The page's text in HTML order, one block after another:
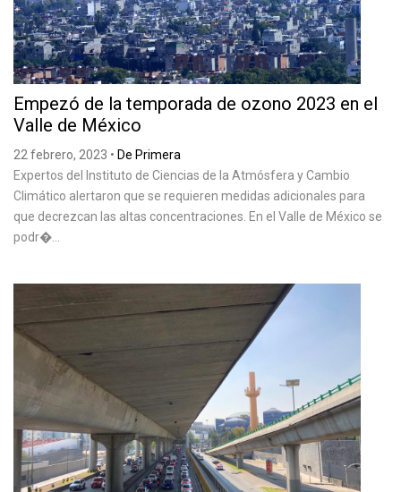
Empezó de la temporada de ozono 2023 en el
Valle de México
22 febrero, 2023 • De Primera
Expertos del Instituto de Ciencias de la Atmósfera y Cambio
Climático alertaron que se requieren medidas adicionales para
que decrezcan las altas concentraciones. En el Valle de México se
podr�...